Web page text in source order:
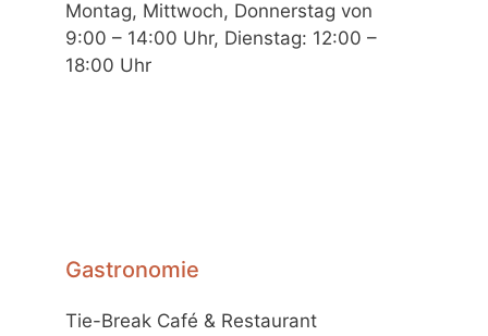
Montag, Mittwoch, Donnerstag von
9:00 – 14:00 Uhr, Dienstag: 12:00 –
18:00 Uhr
Gastronomie
Tie-Break Café & Restaurant